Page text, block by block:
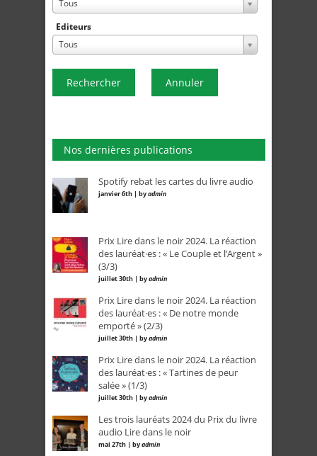
Tous
Editeurs
Tous
Rechercher Annuler
Nos dernières publications
Spotify rebat les cartes du livre audio
janvier 6th | byadmin
Prix Lire dans le noir 2024. La réaction
des lauréat·es : « Le Couple et l’Argent »
(3/3)
juillet 30th | byadmin
Prix Lire dans le noir 2024. La réaction
des lauréat·es : « De notre monde
emporté » (2/3)
juillet 30th | byadmin
Prix Lire dans le noir 2024. La réaction
des lauréat·es : « Tartines de peur
salée » (1/3)
juillet 30th | byadmin
Les trois lauréats 2024 du Prix du livre
audio Lire dans le noir
mai 27th | byadmin